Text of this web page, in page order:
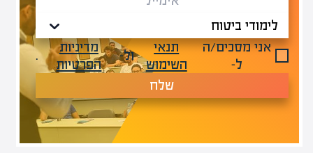
אני מסכים/ה
ל-
תנאי
השימוש
ול-
מדיניות
הפרטיות
.
שלח